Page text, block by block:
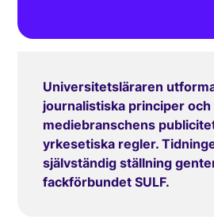
Universitetsläraren
journalistiska principer
mediebranschens
yrkesetiska regler.
självständig ställning
fackförbundet SULF.